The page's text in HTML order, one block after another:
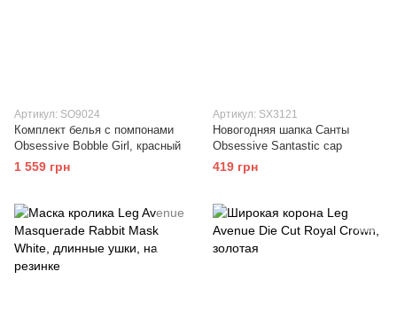
Артикул: SO9024
Комплект белья с помпонами
Obsessive Bobble Girl, красный
1 559 грн
Артикул: SX3121
Новогодняя шапка Санты
Obsessive Santastic cap
419 грн